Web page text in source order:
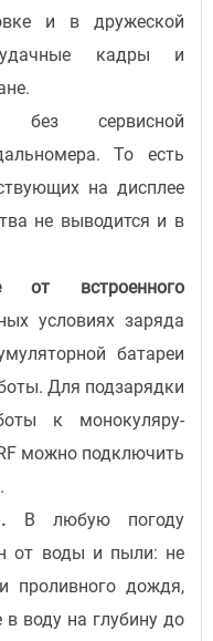
и в дружеской
удачные кадры и
без сервисной
То есть
на дисплее
не выводится и в
от встроенного
условиях заряда
батареи
Для подзарядки
к монокуляру-
можно подключить
В любую погоду
от воды и пыли: не
проливного дождя,
воду на глубину до